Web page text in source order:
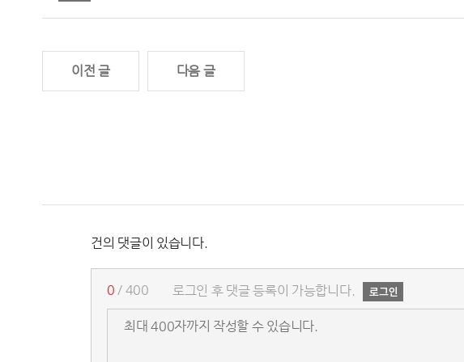
이전 글 다음 글
건의 댓글이 있습니다.
로그인 후 댓글 등록이 가능합니다.
0 / 400